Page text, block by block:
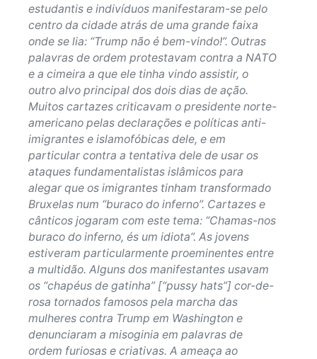
estudantis e indivíduos manifestaram-se pelo
centro da cidade atrás de uma grande faixa
onde se lia: “Trump não é bem-vindo!”. Outras
palavras de ordem protestavam contra a NATO
e a cimeira a que ele tinha vindo assistir, o
outro alvo principal dos dois dias de ação.
Muitos cartazes criticavam o presidente norte-
americano pelas declarações e políticas anti-
imigrantes e islamofóbicas dele, e em
particular contra a tentativa dele de usar os
ataques fundamentalistas islâmicos para
alegar que os imigrantes tinham transformado
Bruxelas num “buraco do inferno”. Cartazes e
cânticos jogaram com este tema: “Chamas-nos
buraco do inferno, és um idiota”. As jovens
estiveram particularmente proeminentes entre
a multidão. Alguns dos manifestantes usavam
os “chapéus de gatinha” [“pussy hats”] cor-de-
rosa tornados famosos pela marcha das
mulheres contra Trump em Washington e
denunciaram a misoginia em palavras de
ordem furiosas e criativas. A ameaça ao